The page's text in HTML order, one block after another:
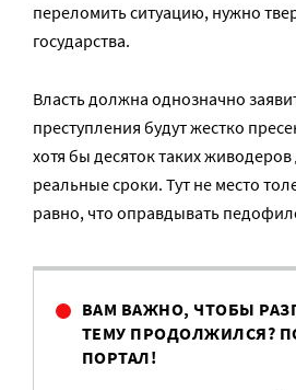
переломить ситуацию, нужно
государства.
Власть должна однозначно
преступления будут жестко
хотя бы десяток таких
реальные сроки. Тут не место
равно, что оправдывать
ВАМ ВАЖНО, ЧТОБЫ
ТЕМУ ПРОДОЛЖИЛСЯ?
ПОРТАЛ!